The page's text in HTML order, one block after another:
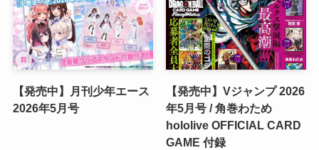
【発売中】月刊少年エース
2026年5月号
【発売中】Vジャンプ 2026
年5月号 / 角巻わため
hololive OFFICIAL CARD
GAME 付録